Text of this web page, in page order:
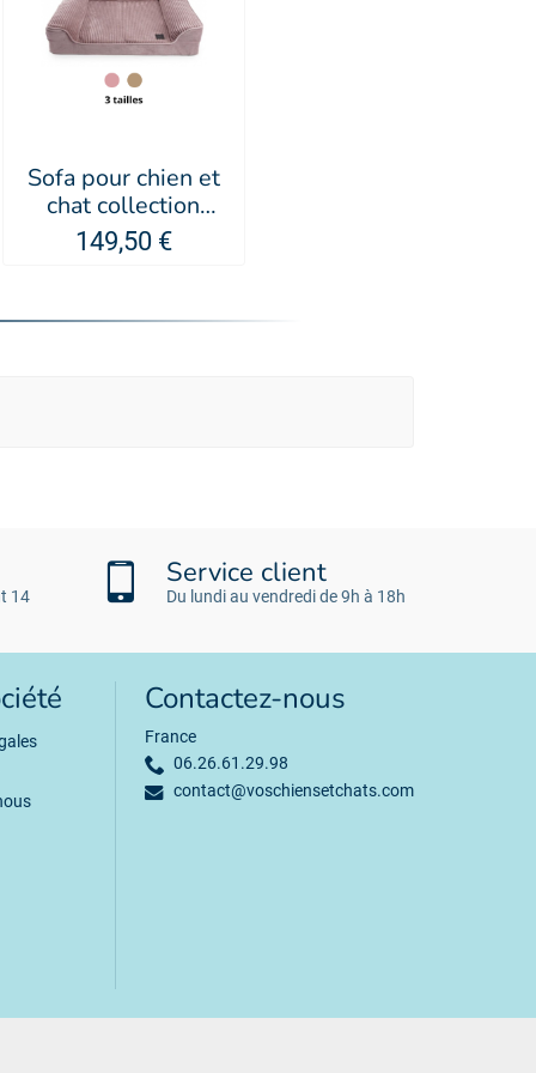
Sofa pour chien et
chat collection
Royale - MARTIN
SELLIER
149,50 €
14
Service client
Du lundi au vendredi de 9h à 18h
Contactez-nous
France
06.26.61.29.98
contact@voschiensetchats.com